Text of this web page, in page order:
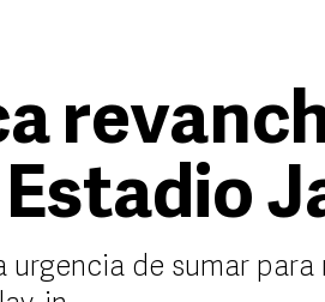
urgencia de sumar para